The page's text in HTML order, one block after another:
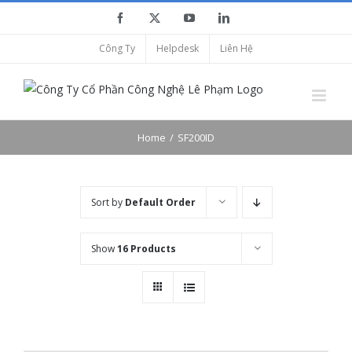
Facebook YouTubeLinkedIn
Công Ty Helpdesk Liên Hệ
Home SF200ID
Sort by Default Order
Show16 Products